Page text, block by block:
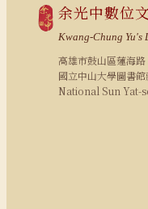
余光中數位
Kwang-Chung Yu's
高雄市鼓山區蓮海
國立中山大學圖書館
National Sun Yat-